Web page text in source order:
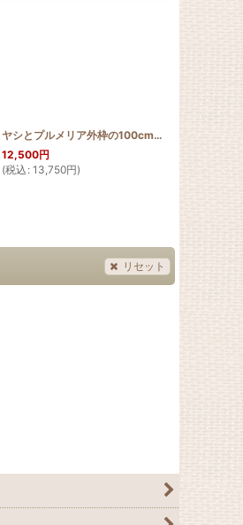
HQT60_NIU_PUL]
ヤシとプルメリア外枠の100cmタペストリー
12,500円
(税込 : 13,750円)
リセット